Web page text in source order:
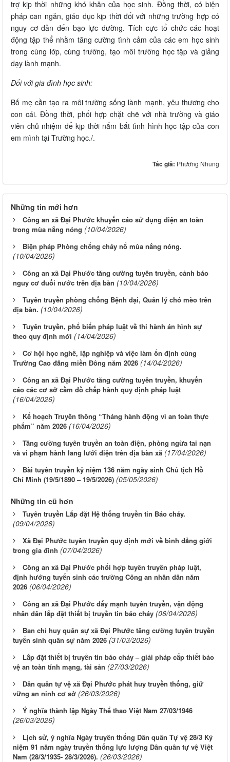
trợ kịp thời những khó khăn của học sinh. Đồng thời, có biện
pháp can ngăn, giáo dục kịp thời đối với những trường hợp có
nguy cơ dẫn đến bạo lực đường. Tích cực tổ chức các hoạt
động tập thể nhằm tăng cường tình cảm của các em học sinh
trong cùng lớp, cùng trường, tạo môi trường học tập và giảng
dạy lành mạnh.
Đối với gia đình học sinh:
Bố mẹ cần tạo ra môi trường sống lành mạnh, yêu thương cho
con cái. Đồng thời, phối hợp chặt chẽ với nhà trường và giáo
viên chủ nhiệm để kịp thời nắm bắt tình hình học tập của con
em mình tại Trường học./.
Tác giả: Phương Nhung
Những tin mới hơn
Công an xã Đại Phước khuyến cáo sử dụng điện an toàn
trong mùa nắng nóng (10/04/2026)
Biện pháp Phòng chống cháy nổ mùa nắng nóng.
(10/04/2026)
Công an xã Đại Phước tăng cường tuyên truyền, cảnh báo
nguy cơ đuối nước trên địa bàn (10/04/2026)
Tuyên truyền phòng chống Bệnh dại, Quản lý chó mèo trên
địa bàn. (10/04/2026)
Tuyên truyền, phổ biến pháp luật về thi hành án hình sự
theo quy định mới (14/04/2026)
Cơ hội học nghề, lập nghiệp và việc làm ổn định cùng
Trường Cao đẳng miền Đông năm 2026 (14/04/2026)
Công an xã Đại Phước tăng cường tuyên truyền, khuyến
cáo các cơ sở cầm đồ chấp hành quy định pháp luật
(16/04/2026)
Kế hoạch Truyền thông “Tháng hành động vì an toàn thực
phẩm” năm 2026 (16/04/2026)
Tăng cường tuyên truyền an toàn điện, phòng ngừa tai nạn
và vi phạm hành lang lưới điện trên địa bàn xã (17/04/2026)
Bài tuyên truyền kỷ niệm 136 năm ngày sinh Chủ tịch Hồ
Chí Minh (19/5/1890 – 19/5/2026) (05/05/2026)
Những tin cũ hơn
Tuyên truyền Lắp đặt Hệ thống truyền tin Báo cháy.
(09/04/2026)
Xã Đại Phước tuyên truyền quy định mới về bình đẳng giới
trong gia đình (07/04/2026)
Công an xã Đại Phước phối hợp tuyên truyền pháp luật,
định hướng tuyển sinh các trường Công an nhân dân năm
2026 (06/04/2026)
Công an xã Đại Phước đẩy mạnh tuyên truyền, vận động
nhân dân lắp đặt thiết bị truyền tin báo cháy (06/04/2026)
Ban chỉ huy quân sự xã Đại Phước tăng cường tuyên truyền
tuyển sinh quân sự năm 2026 (31/03/2026)
Lắp đặt thiết bị truyền tin báo cháy – giải pháp cấp thiết bảo
vệ an toàn tính mạng, tài sản (27/03/2026)
Dân quân tự vệ xã Đại Phước phát huy truyền thống, giữ
vững an ninh cơ sở (26/03/2026)
Ý nghĩa thành lập Ngày Thể thao Việt Nam 27/03/1946
(26/03/2026)
Lịch sử, ý nghĩa Ngày truyền thống Dân quân Tự vệ 28/3 Kỷ
niệm 91 năm ngày truyền thống lực lượng Dân quân tự vệ Việt
Nam (28/3/1935- 28/3/2026). (26/03/2026)